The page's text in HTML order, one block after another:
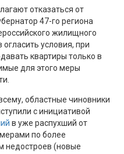
отказаться от
47-го региона
жилищного
условия, при
квартиры только в
для этого меры
областные чиновники
с инициативой
в уже распухший от
по более
недостроев (новые